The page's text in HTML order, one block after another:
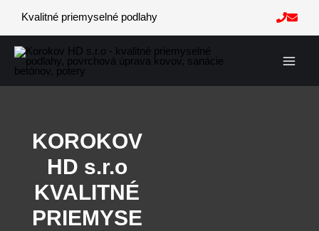
obsah
Kvalitné priemyselné podlahy
KOROKOV
HD s.r.o
KVALITNÉ
PRIEMYSE